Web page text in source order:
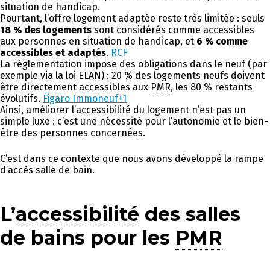
situation de handicap.
Pourtant, l’offre logement adaptée reste très limitée : seuls
18 % des logements sont considérés comme accessibles
aux personnes en situation de handicap, et 6 % comme
accessibles et adaptés. RCF
La réglementation impose des obligations dans le neuf (par
exemple via la loi ELAN) : 20 % des logements neufs doivent
être directement accessibles aux PMR, les 80 % restants
évolutifs. Figaro Immoneuf+1
Ainsi, améliorer l’accessibilité du logement n’est pas un
simple luxe : c’est une nécessité pour l’autonomie et le bien-
être des personnes concernées.
C’est dans ce contexte que nous avons développé la rampe
d’accès salle de bain.
L’accessibilité des salles
de bains pour les PMR